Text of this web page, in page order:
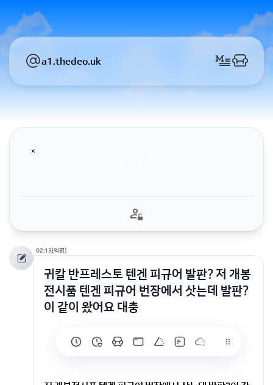
a1.thedeo.uk
02:13[익명]
귀칼 반프레스토 텐겐 피규어 발판? 저 개봉
전시품 텐겐 피규어 번장에서 삿는데 발판?
이 같이 왔어요 대충